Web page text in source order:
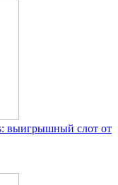
выигрышный слот от